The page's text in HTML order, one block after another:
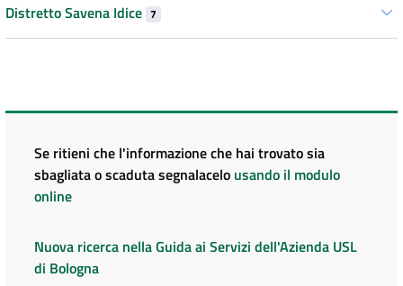
Distretto Savena Idice 7
Se ritieni che l'informazione che hai trovato sia
sbagliata o scaduta segnalacelo usando il modulo
online
Nuova ricerca nella Guida ai Servizi dell'Azienda USL
di Bologna